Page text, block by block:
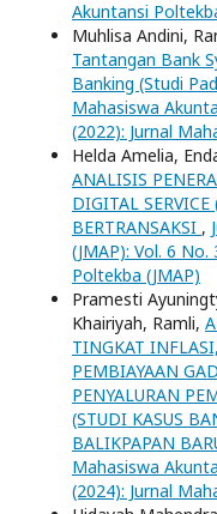
Akuntansi
Muhlisa Andini,
Tantangan Bank
Banking (Studi
Mahasiswa
(2022): Jurnal
Helda Amelia,
ANALISIS
DIGITAL
BERTRANSAKSI ,
(JMAP): Vol. 6
Poltekba (JMAP)
Pramesti
Khairiyah, Ramli,
TINGKAT
PEMBIAYAAN
PENYALURAN
(STUDI KASUS
BALIKPAPAN
Mahasiswa
(2024): Jurnal